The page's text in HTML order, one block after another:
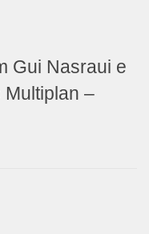
Gui Nasraui e
Multiplan –